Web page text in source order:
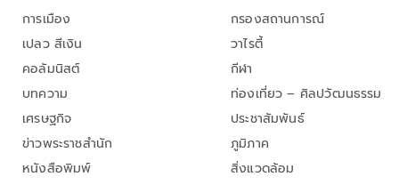
การเมือง
เปลว สีเงิน
คอลัมนิสต์
บทความ
เศรษฐกิจ
ข่าวพระราชสำนัก
หนังสือพิมพ์
กรองสถานการณ์
วาไรตี้
กีฬา
ท่องเที่ยว – ศิลปวัฒนธรรม
ประชาสัมพันธ์
ภูมิภาค
สิ่งแวดล้อม